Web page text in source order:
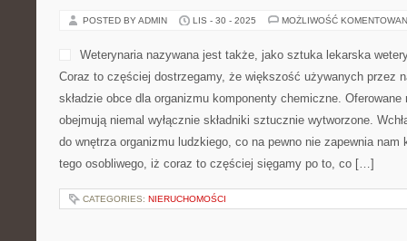
POSTED BY ADMIN LIS - 30 - 2025 MOŻLIWOŚĆ
Weterynaria nazywana jest także, jako sztuka lekarska
Coraz to częściej dostrzegamy, że większość używanych przez
składzie obce dla organizmu komponenty chemiczne.
obejmują niemal wyłącznie składniki sztucznie wytworzone.
do wnętrza organizmu ludzkiego, co na pewno nie zapewnia
tego osobliwego, iż coraz to częściej sięgamy po to, co […]
CATEGORIES: NIERUCHOMOŚCI